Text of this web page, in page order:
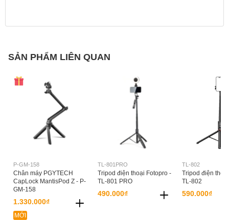
SẢN PHẨM LIÊN QUAN
P-GM-158
Chân máy PGYTECH
CapLock MantisPod Z - P-
GM-158
1.330.000₫
MỚI
TL-801PRO
Tripod điện thoại Fotopro -
TL-801 PRO
490.000₫
TL-802
Tripod điện
TL-802
590.000₫